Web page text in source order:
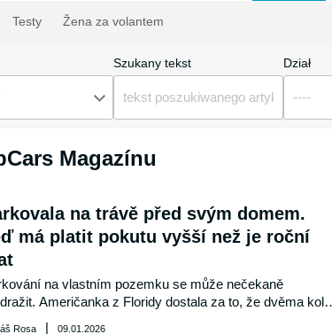
Testy Žena za volantem
Szukany tekst Dział
----
Magazínu
na trávě před svým domem.
má platit pokutu vyšší než je roční
na vlastním pozemku se může nečekaně
Američanka z Floridy dostala za to, že dvěma koly
na trávníku před svým domem, pokuty za v přepočtu
Rosa | 09.01.2026